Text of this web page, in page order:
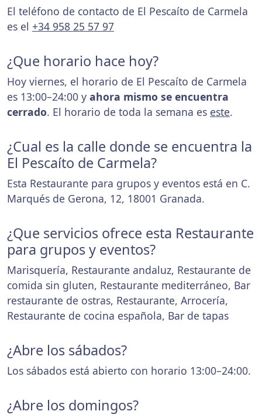
El teléfono de contacto de El Pescaíto de Carmela
es el +34 958 25 57 97
¿Que horario hace hoy?
Hoy viernes, el horario de El Pescaíto de Carmela
es 13:00–24:00 y ahora mismo se encuentra
cerrado. El horario de toda la semana es este.
¿Cual es la calle donde se encuentra la
El Pescaíto de Carmela?
Esta Restaurante para grupos y eventos está en C.
Marqués de Gerona, 12, 18001 Granada.
¿Que servicios ofrece esta Restaurante
para grupos y eventos?
Marisquería, Restaurante andaluz, Restaurante de
comida sin gluten, Restaurante mediterráneo, Bar
restaurante de ostras, Restaurante, Arrocería,
Restaurante de cocina española, Bar de tapas
¿Abre los sábados?
Los sábados está abierto con horario 13:00–24:00.
¿Abre los domingos?